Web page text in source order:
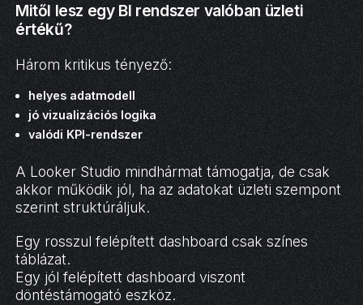
Mitől lesz egy BI rendszer valóban üzleti
értékű?
Három kritikus tényező:
helyes adatmodell
jó vizualizációs logika
valódi KPI-rendszer
A Looker Studio mindhármat támogatja, de csak
akkor működik jól, ha az adatokat üzleti szempont
szerint struktúráljuk.
Egy rosszul felépített dashboard csak színes
táblázat.
Egy jól felépített dashboard viszont
döntéstámogató eszköz.